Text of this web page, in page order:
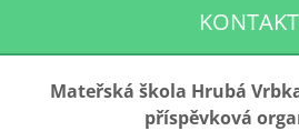
KONTAKT
Mateřská škola Hrubá
příspěvková